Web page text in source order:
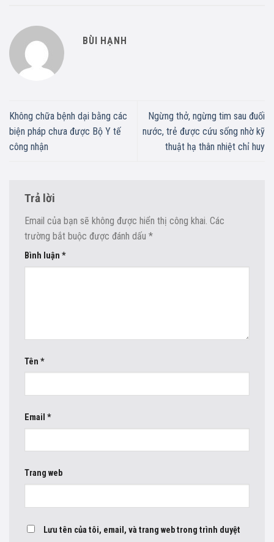
BÙI HẠNH
Không chữa bệnh dại bằng các
biện pháp chưa được Bộ Y tế
công nhận
Ngừng thở, ngừng tim sau đuối
nước, trẻ được cứu sống nhờ kỹ
thuật hạ thân nhiệt chỉ huy
Trả lời
Email của bạn sẽ không được hiển thị công khai. Các
trường bắt buộc được đánh dấu *
Bình luận *
Tên *
Email *
Trang web
Lưu tên của tôi, email, và trang web trong trình duyệt